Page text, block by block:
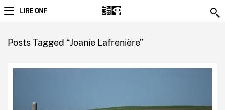
LIRE ONF
Posts Tagged “Joanie Lafrenière”